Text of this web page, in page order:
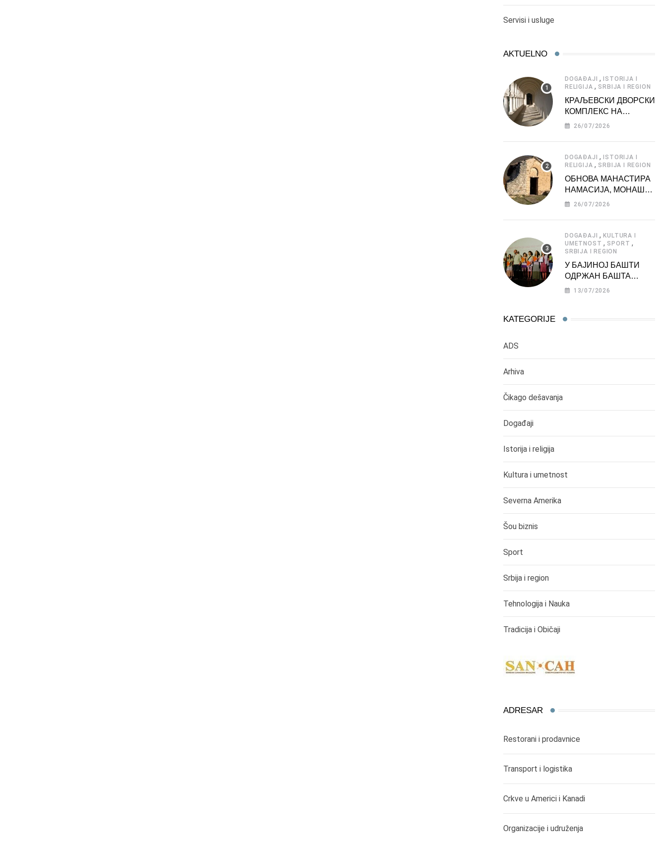
Servisi i usluge
AKTUELNO
DOGAĐAJI , ISTORIJA I
RELIGIJA , SRBIJA I REGION
КРАЉЕВСКИ ДВОРСКИ
КОМПЛЕКС НА
ДЕДИЊУ –
АТРАКЦИЈА
26/07/2026
DOGAĐAJI , ISTORIJA I
RELIGIJA , SRBIJA I REGION
ОБНОВА МАНАСТИРА
НАМАСИЈА, МОНАШКЕ
ЗАДУЖБИНЕ
26/07/2026
DOGAĐAJI ,KULTURA I
UMETNOST , SPORT ,
SRBIJA I REGION
У БАЈИНОЈ БАШТИ
ОДРЖАН БАШТА
ФЕСТ 2026
13/07/2026
KATEGORIJE
ADS
Arhiva
Čikago dešavanja
Događaji
Istorija i religija
Kultura i umetnost
Severna Amerika
Šou biznis
Sport
Srbija i region
Tehnologija i Nauka
Tradicija i Običaji
ADRESAR
Restorani i prodavnice
Transport i logistika
Crkve u Americi i Kanadi
Organizacije i udruženja